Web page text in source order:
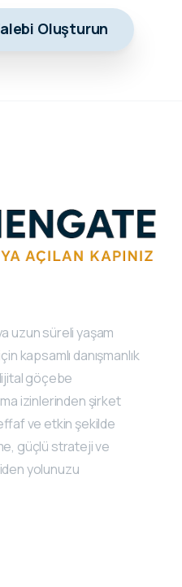
Oluşturun
uzun süreli yaşam
kapsamlı danışmanlık
göçebe
izinlerinden şirket
ve etkin şekilde
güçlü strateji ve
yolunuzu